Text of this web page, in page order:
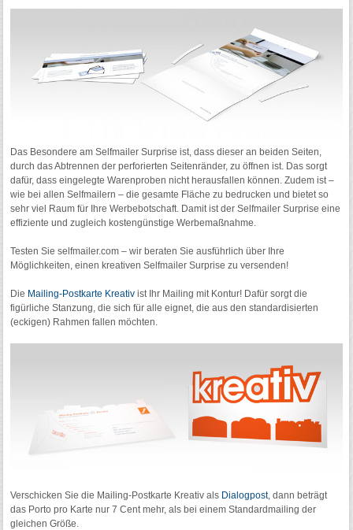
Das Besondere am Selfmailer Surprise ist, dass dieser an beiden Seiten,
durch das Abtrennen der perforierten Seitenränder, zu öffnen ist. Das sorgt
dafür, dass eingelegte Warenproben nicht herausfallen können. Zudem ist –
wie bei allen Selfmailern – die gesamte Fläche zu bedrucken und bietet so
sehr viel Raum für Ihre Werbebotschaft. Damit ist der Selfmailer Surprise eine
effiziente und zugleich kostengünstige Werbemaßnahme.
Testen Sie selfmailer.com – wir beraten Sie ausführlich über Ihre
Möglichkeiten, einen kreativen Selfmailer Surprise zu versenden!
Die Mailing-Postkarte Kreativ ist Ihr Mailing mit Kontur! Dafür sorgt die
figürliche Stanzung, die sich für alle eignet, die aus den standardisierten
(eckigen) Rahmen fallen möchten.
Verschicken Sie die Mailing-Postkarte Kreativ als Dialogpost, dann beträgt
das Porto pro Karte nur 7 Cent mehr, als bei einem Standardmailing der
gleichen Größe.